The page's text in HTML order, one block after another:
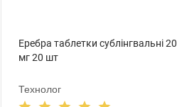
Еребра таблетки сублінгвальні 20
мг 20 шт
Технолог